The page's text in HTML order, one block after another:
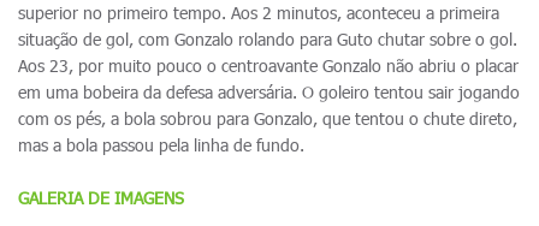
superior no primeiro tempo. Aos 2 minutos, aconteceu a primeira
situação de gol, com Gonzalo rolando para Guto chutar sobre o gol.
Aos 23, por muito pouco o centroavante Gonzalo não abriu o placar
em uma bobeira da defesa adversária. O goleiro tentou sair jogando
com os pés, a bola sobrou para Gonzalo, que tentou o chute direto,
mas a bola passou pela linha de fundo.
GALERIA DE IMAGENS